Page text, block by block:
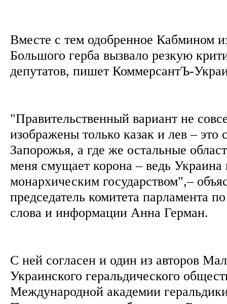
Вместе с тем одобренное Кабмином
Большого герба вызвало резкую
депутатов, пишет КоммерсантЪ-
"Правительственный вариант не
изображены только казак и лев –
Запорожья, а где же остальные
меня смущает корона – ведь Украина
монархическим государством",–
председатель комитета парламента
слова и информации Анна Герман.
С ней согласен и один из авторов
Украинского геральдического
Международной академии